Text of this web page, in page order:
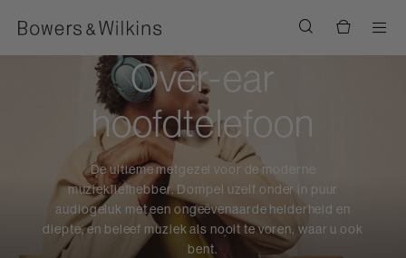
Over-ear
hoofdtelefoon
De ultieme metgezel voor de moderne
muziekliefhebber. Dompel uzelf onder in puur
audiogeluk met een ongeëvenaarde helderheid en
diepte, en beleef muziek als nooit te voren, waar u ook
bent.